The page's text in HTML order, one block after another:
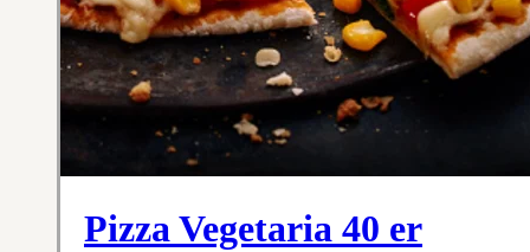
Pizza Vegetaria 40 er